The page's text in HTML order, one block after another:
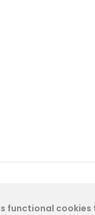
functional